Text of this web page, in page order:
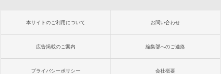
本サイトのご利用について お問い合わせ
広告掲載のご案内 編集部へのご連絡
プライバシーポリシー 会社概要